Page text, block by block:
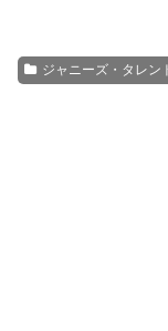
ジャニーズ・タレン